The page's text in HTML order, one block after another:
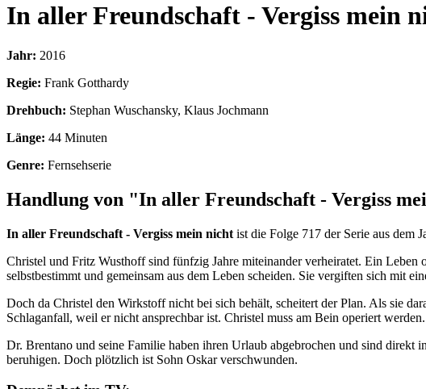
In aller Freundschaft - Vergiss mein
Jahr: 2016
Regie: Frank Gotthardy
Drehbuch: Stephan Wuschansky, Klaus Jochmann
Länge: 44 Minuten
Genre: Fernsehserie
Handlung von "In aller Freundschaft - Vergiss
In aller Freundschaft - Vergiss mein nicht ist die Folge 717 der Serie aus dem
Christel und Fritz Wusthoff sind fünfzig Jahre miteinander verheiratet. Ein
selbstbestimmt und gemeinsam aus dem Leben scheiden. Sie vergiften sich mit
Doch da Christel den Wirkstoff nicht bei sich behält, scheitert der Plan. Als sie
Schlaganfall, weil er nicht ansprechbar ist. Christel muss am Bein operiert
Dr. Brentano und seine Familie haben ihren Urlaub abgebrochen und sind
beruhigen. Doch plötzlich ist Sohn Oskar verschwunden.